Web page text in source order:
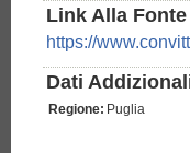
Link Alla
https://
Dati
Regione: Puglia